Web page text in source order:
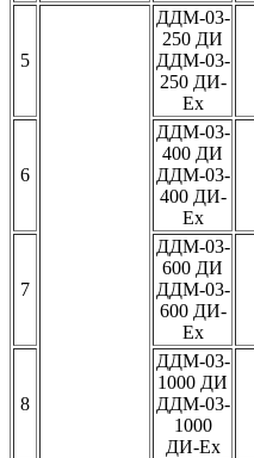
5
ДДМ-03-
250 ДИ
ДДМ-03-
250 ДИ-
Ех
6
ДДМ-03-
400 ДИ
ДДМ-03-
400 ДИ-
Ех
7
ДДМ-03-
600 ДИ
ДДМ-03-
600 ДИ-
Ех
8
ДДМ-03-
1000 ДИ
ДДМ-03-
1000
ДИ-Ех